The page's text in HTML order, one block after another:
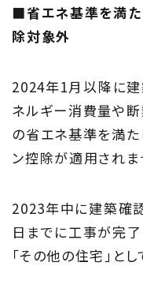
家のメンテナンス
住宅相談窓口 じ
■省エネ基準を満た
除対象外
2024年1月以降に
ネルギー消費量や
の省エネ基準を満
ン控除が適用されま
2023年中に建築確
日までに工事が完了
「その他の住宅」とし